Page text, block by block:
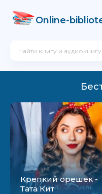
Крепкий орешек -
Тата Кит